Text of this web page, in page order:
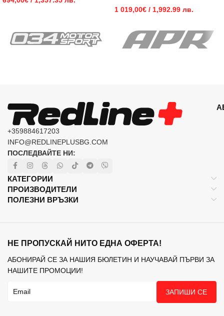
1 019,00€ / 1,992.99 лв.
+359884617203
INFO@REDLINEPLUSBG.COM
ПОСЛЕДВАЙТЕ НИ:
КАТЕГОРИИ
ПРОИЗВОДИТЕЛИ
ПОЛЕЗНИ ВРЪЗКИ
НЕ ПРОПУСКАЙ НИТО ЕДНА ОФЕРТА!
АБОНИРАЙ СЕ ЗА НАШИЯ БЮЛЕТИН И НАУЧАВАЙ ПЪРВИ ЗА
НАШИТЕ ПРОМОЦИИ!
ЗАПИШИ СЕ